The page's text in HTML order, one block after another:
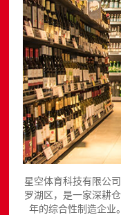
星空体育科技有限公
罗湖区，是一家深耕
年的综合性制造企业